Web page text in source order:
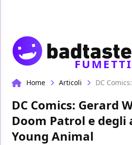
FUMETTI
Home Articoli
DC Comics: Gerard
Doom Patrol e
Young Animal